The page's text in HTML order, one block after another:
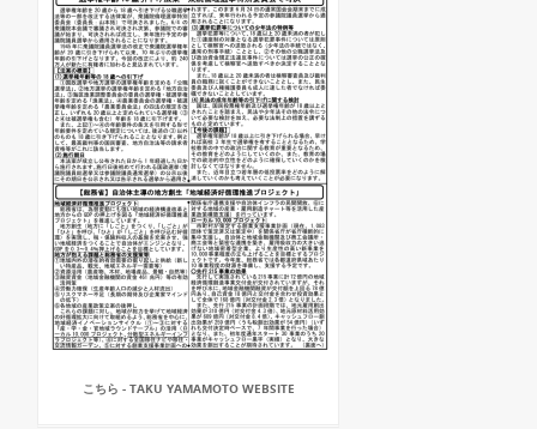
こちら - TAKU YAMAMOTO WEBSITE